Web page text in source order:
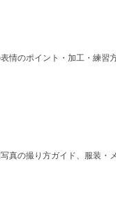
情のポイント・加工・練習
真の撮り方ガイド、服装・